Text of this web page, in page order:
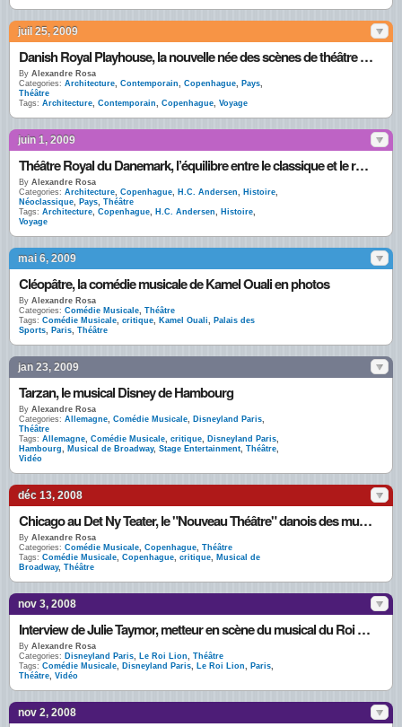
juil 25, 2009
Danish Royal Playhouse, la nouvelle née des scènes de théâtre danoises
By Alexandre Rosa
Categories: Architecture, Contemporain, Copenhague, Pays,
Théâtre
Tags: Architecture, Contemporain, Copenhague, Voyage
juin 1, 2009
Théâtre Royal du Danemark, l’équilibre entre le classique et le renouveau
By Alexandre Rosa
Categories: Architecture, Copenhague, H.C. Andersen, Histoire,
Néoclassique, Pays, Théâtre
Tags: Architecture, Copenhague, H.C. Andersen, Histoire,
Voyage
mai 6, 2009
Cléopâtre, la comédie musicale de Kamel Ouali en photos
By Alexandre Rosa
Categories: Comédie Musicale, Théâtre
Tags: Comédie Musicale, critique, Kamel Ouali, Palais des
Sports, Paris, Théâtre
jan 23, 2009
Tarzan, le musical Disney de Hambourg
By Alexandre Rosa
Categories: Allemagne, Comédie Musicale, Disneyland Paris,
Théâtre
Tags: Allemagne, Comédie Musicale, critique, Disneyland Paris,
Hambourg, Musical de Broadway, Stage Entertainment, Théâtre,
Vidéo
déc 13, 2008
Chicago au Det Ny Teater, le "Nouveau Théâtre" danois des musicals de Broadway
By Alexandre Rosa
Categories: Comédie Musicale, Copenhague, Théâtre
Tags: Comédie Musicale, Copenhague, critique, Musical de
Broadway, Théâtre
nov 3, 2008
Interview de Julie Taymor, metteur en scène du musical du Roi Lion au Théâtre Mogador
By Alexandre Rosa
Categories: Disneyland Paris, Le Roi Lion, Théâtre
Tags: Comédie Musicale, Disneyland Paris, Le Roi Lion, Paris,
Théâtre, Vidéo
nov 2, 2008